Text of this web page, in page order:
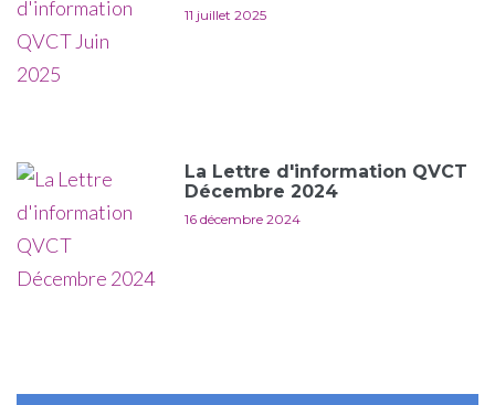
11 juillet 2025
La Lettre d'information QVCT
Décembre 2024
16 décembre 2024